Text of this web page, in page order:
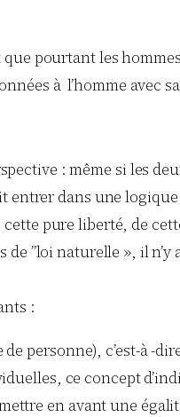
pourtant les
à l’homme avec
: même si les
dans une
pure liberté, de
de ”loi naturelle », il
:
personne), c’est-à -
ce concept
en avant une